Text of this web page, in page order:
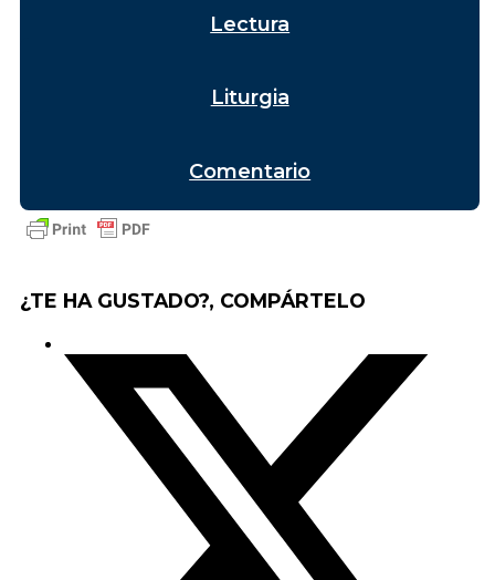
Lectura
Liturgia
Comentario
¿TE HA GUSTADO?, COMPÁRTELO